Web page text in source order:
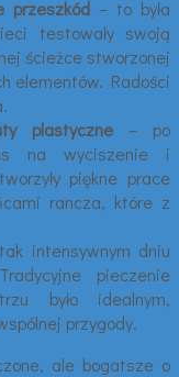
przeszkód – to była
testowały swoją
ścieżce stworzonej
elementów. Radości
plastyczne– po
na wyciszenie i
piękne prace
rancza, które z
intensywnym dniu
pieczenie
było idealnym,
przygody.
ale bogatsze o